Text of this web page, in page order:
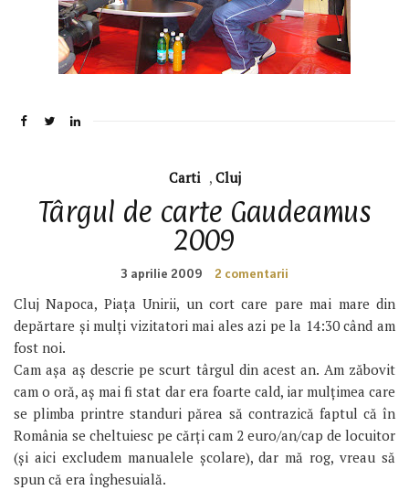
Carti , Cluj
Târgul de carte Gaudeamus
2009
3 aprilie 2009 2 comentarii
Cluj Napoca, Piața Unirii, un cort care pare mai mare din
depărtare și mulți vizitatori mai ales azi pe la 14:30 când am
fost noi.
Cam așa aș descrie pe scurt târgul din acest an. Am zăbovit
cam o oră, aș mai fi stat dar era foarte cald, iar mulțimea care
se plimba printre standuri părea să contrazică faptul că în
România se cheltuiesc pe cărți cam 2 euro/an/cap de locuitor
(și aici excludem manualele școlare), dar mă rog, vreau să
spun că era înghesuială.